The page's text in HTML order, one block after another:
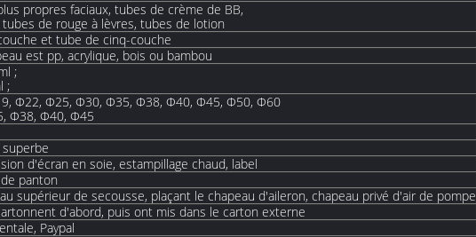
propres faciaux, tubes de crème de BB,
de rouge à lèvres, tubes de lotion
et tube de cinq-couche
est pp, acrylique, bois ou bambou
;
;
Φ22, Φ25, Φ30, Φ35, Φ38, Φ40, Φ45, Φ50, Φ60
Φ38, Φ40, Φ45
d'écran en soie, estampillage chaud, label
panton
supérieur de secousse, plaçant le chapeau d'aileron, chapeau privé d'air de pompe
d'abord, puis ont mis dans le carton externe
Paypal